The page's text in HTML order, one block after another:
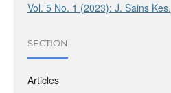
Vol. 5 No. 1 (2023): J. Sains Kes.
SECTION
Articles